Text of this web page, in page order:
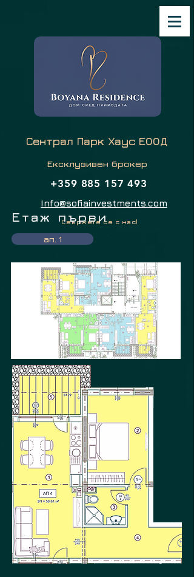
Сентрал Парк Хаус ЕООД
Свържете се с нас!
+359 885 157 493
Info@sofiainvestments.com
Ексклузивен брокер
Етаж първи
ап. 1